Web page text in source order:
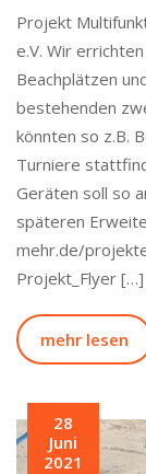
Projekt
e.V. Wir
Beachplätzen
bestehenden
könnten so z.B.
Turniere
Geräten soll so
späteren
mehr.de/
Projekt_Flyer […]
mehr lesen
28
Juni
2021